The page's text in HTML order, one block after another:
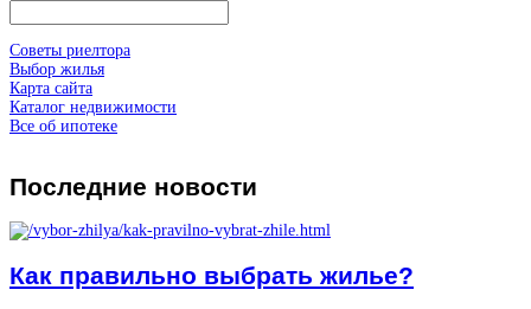
Советы риелтора
Выбор жилья
Карта сайта
Каталог недвижимости
Все об ипотеке
Последние новости
Как правильно выбрать жилье?